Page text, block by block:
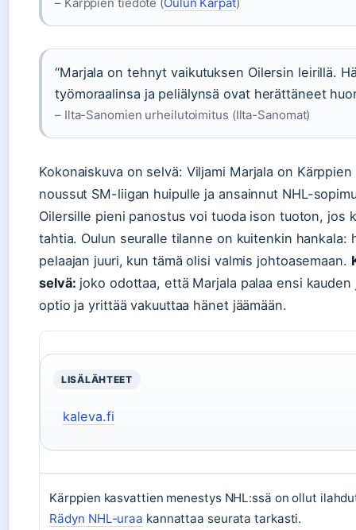
“Marjala on tehnyt vaikutuksen Oilersin leirillä.
työmoraalinsa ja peliälynsä ovat herättäneet
– Ilta-Sanomien urheilutoimitus (Ilta-Sanomat)
Kokonaiskuva on selvä: Viljami Marjala on
noussut SM-liigan huipulle ja ansainnut NHL-
Oilersille pieni panostus voi tuoda ison tuoton, jos
tahtia. Oulun seuralle tilanne on kuitenkin hankala:
pelaajan juuri, kun tämä olisi valmis johtoasemaan.
selvä: joko odottaa, että Marjala palaa ensi
optio ja yrittää vakuuttaa hänet jäämään.
LISÄLÄHTEET
kaleva.fi
Kärppien kasvattien menestys NHL:ssä on ollut
Rädyn NHL-uraa kannattaa seurata tarkasti.